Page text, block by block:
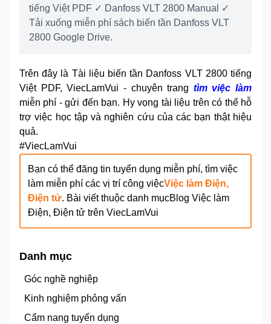
tiếng Việt PDF ✓ Danfoss VLT 2800 Manual ✓
Tải xuống miễn phí sách biến tần Danfoss VLT
2800 Google Drive.
Trên đây là Tài liệu biến tần Danfoss VLT 2800 tiếng
Việt PDF, ViecLamVui - chuyên trang tìm việc làm
miễn phí - gửi đến bạn. Hy vọng tài liệu trên có thể hỗ
trợ việc học tập và nghiên cứu của các bạn thật hiệu
quả.
#ViecLamVui
Bạn có thể đăng tin tuyển dụng miễn phí, tìm việc
làm miễn phí các vị trí công việcViệc làm Điện,
Điện tử. Bài viết thuộc danh mụcBlog Việc làm
Điện, Điện tử trên ViecLamVui
Danh mục
Góc nghề nghiệp
Kinh nghiệm phỏng vấn
Cẩm nang tuyển dụng